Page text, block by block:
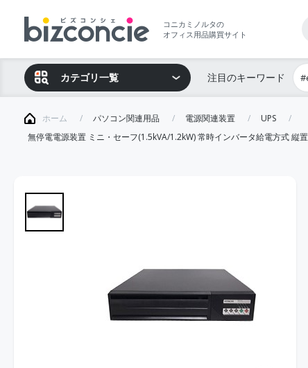
コニカミノルタの
オフィス用品購買サイト
カテゴリ一覧 注目のキーワード
ホーム パソコン関連用品 電源関連装置
UPS
無停電電源装置 ミニ・セーフ(1.5kVA/1.2kW) 常時インバータ給電方式